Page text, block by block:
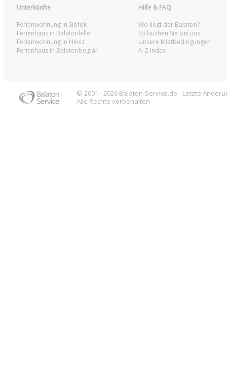
Unterkünfte
Ferienwohnung in Siófok
Ferienhaus in Balatonlelle
Ferienwohnung in Héviz
Ferienhaus in Balatonboglár
Hilfe & FAQ
Wo liegt der Balaton?
So buchen Sie bei uns
Unsere Mietbedingungen
A-Z Index
© 2001 - 2026 Balaton-Service.de - Letzte
Alle Rechte vorbehalten